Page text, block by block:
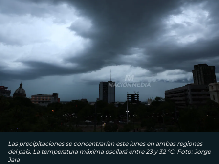
Las precipitaciones se concentrarían este lunes en ambas regiones
del país. La temperatura máxima oscilará entre 23 y 32 °C. Foto: Jorge
Jara